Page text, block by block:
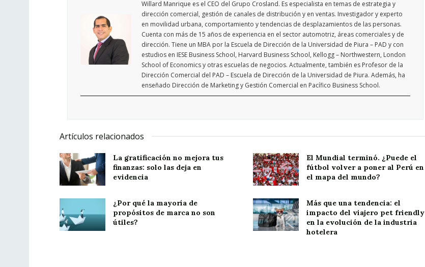
Willard Manrique es el CEO del Grupo Crosland. Es especialista en temas de estrategia y
dirección comercial, gestión de canales de distribución y en ventas. Investigador y experto
en movilidad urbana, comportamiento y tendencias de desplazamientos de las personas.
Cuenta con más de 15 años de experiencia en el sector automotriz, áreas comerciales y de
dirección. Tiene un MBA por la Escuela de Dirección de la Universidad de Piura – PAD y con
estudios en IESE Business School, Harvard Business School, Kellogg – Northwestern, London
School of Economics y otras escuelas de negocios. Actualmente, también es Profesor de la
Dirección Comercial del PAD – Escuela de Dirección de la Universidad de Piura. Además, ha
enseñado Dirección de Marketing y Gestión Comercial en Pacífico Business School.
Artículos relacionados
La gratificación no mejora tus
finanzas: solo las deja en
evidencia
El Mundial terminó. ¿Puede el
fútbol volver a poner al Perú en
el mapa del mundo?
¿Por qué la mayoría de
propósitos de marca no son
útiles?
Más que una tendencia: el
impacto del viajero pet friendly
en la evolución de la industria
hotelera